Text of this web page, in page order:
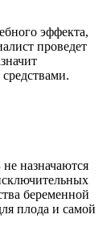
эффекта,
проведет
назначаются
беременной
плода и самой